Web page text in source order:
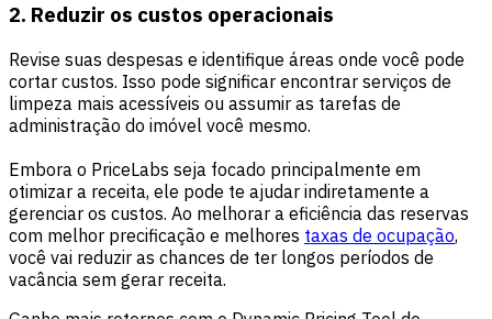
2. Reduzir os custos operacionais
Revise suas despesas e identifique áreas onde você pode
cortar custos. Isso pode significar encontrar serviços de
limpeza mais acessíveis ou assumir as tarefas de
administração do imóvel você mesmo.
Embora o PriceLabs seja focado principalmente em
otimizar a receita, ele pode te ajudar indiretamente a
gerenciar os custos. Ao melhorar a eficiência das reservas
com melhor precificação e melhores taxas de ocupação,
você vai reduzir as chances de ter longos períodos de
vacância sem gerar receita.